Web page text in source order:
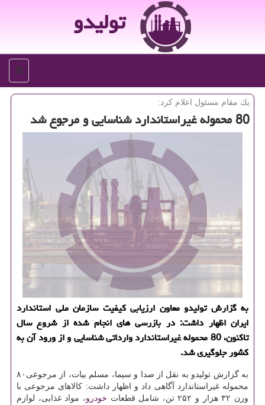
تولیدو
منو
یك مقام مسئول اعلام كرد:
80 محموله غیراستاندارد شناسایی و مرجوع شد
به گزارش تولیدو معاون ارزیابی كیفیت سازمان ملی استاندارد
ایران اظهار داشت: در بازرسی های انجام شده از شروع سال
تاكنون، 80 محموله غیراستاندارد وارداتی شناسایی و از ورود آن به
كشور جلوگیری شد.
به گزارش تولیدو به نقل از صدا و سیما، مسلم بیات، از مرجوعی۸۰
محموله غیراستاندارد آگاهی داد و اظهار داشت: كالاهای مرجوعی با
وزن ۳۲ هزار و ۲۵۲ تن، شامل قطعات
خودرو، مواد غذایی، لوازم